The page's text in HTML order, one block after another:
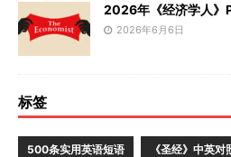
2026年《经济学人》
2026年6月6日
标签
500条实用英语短语 《圣经》中英对